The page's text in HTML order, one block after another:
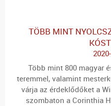
TÖBB MINT
Több mint 800 magyar
teremmel, valamint
várja az érdeklődőket a
szombaton a Corinthia